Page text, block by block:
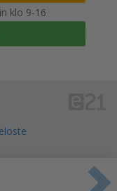
klo 9-16